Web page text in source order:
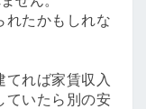
れたかもしれな
てれば家賃収入
ていたら別の安